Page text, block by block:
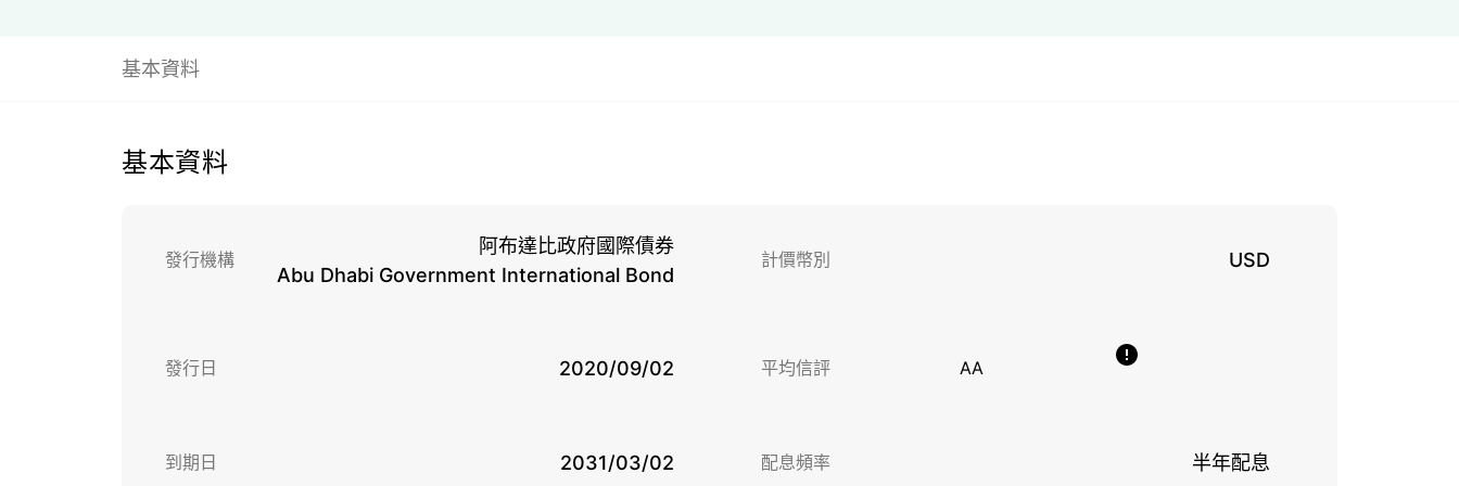
基本資料
基本資料
發行機構
阿布達比政府國際債券
Abu Dhabi Government International Bond
計價幣別 USD
發行日 2020/09/02 平均信評 AA
到期日 2031/03/02 配息頻率 半年配息